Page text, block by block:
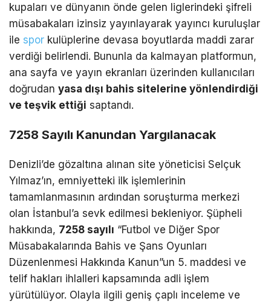
kupaları ve dünyanın önde gelen liglerindeki şifreli
müsabakaları izinsiz yayınlayarak yayıncı kuruluşlar
ile spor kulüplerine devasa boyutlarda maddi zarar
verdiği belirlendi. Bununla da kalmayan platformun,
ana sayfa ve yayın ekranları üzerinden kullanıcıları
doğrudan yasa dışı bahis sitelerine yönlendirdiği
ve teşvik ettiği saptandı.
7258 Sayılı Kanundan Yargılanacak
Denizli’de gözaltına alınan site yöneticisi Selçuk
Yılmaz’ın, emniyetteki ilk işlemlerinin
tamamlanmasının ardından soruşturma merkezi
olan İstanbul’a sevk edilmesi bekleniyor. Şüpheli
hakkında, 7258 sayılı “Futbol ve Diğer Spor
Müsabakalarında Bahis ve Şans Oyunları
Düzenlenmesi Hakkında Kanun”un 5. maddesi ve
telif hakları ihlalleri kapsamında adli işlem
yürütülüyor. Olayla ilgili geniş çaplı inceleme ve